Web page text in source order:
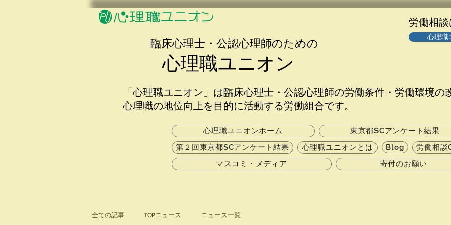
​臨床心理士・公認心理師のための
心理職ユニオン
労働相
心理職
「心理職ユニオン」は臨床心理士・公認心理師の労働条件・労働環境の
心理職の地位向上を目的に活動する労働組合です。
心理職ユニオンホーム
東京都SCアンケート結果
第２回東京都SCアンケート結果
心理職ユニオンとは Blog
労働相談
マスコミ・メディア
寄付のお願い
全ての記事 TOPニュース ニュース一覧